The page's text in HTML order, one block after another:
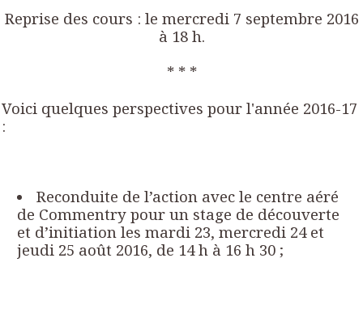
Reprise des cours : le mercredi 7 septembre 2016
à 18 h.
* * *
Voici quelques perspectives pour l'année 2016-17
:
Reconduite de l’action avec le centre aéré
de Commentry pour un stage de découverte
et d’initiation les mardi 23, mercredi 24 et
jeudi 25 août 2016, de 14 h à 16 h 30 ;